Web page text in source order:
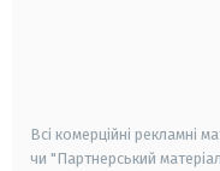
Всі комерційні рекламні
чи "Партнерський